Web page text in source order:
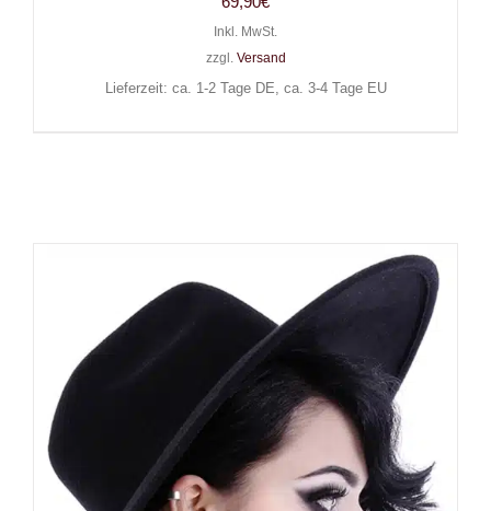
Inkl. MwSt.
zzgl. Versand
Lieferzeit: ca. 1-2 Tage DE, ca. 3-4 Tage EU